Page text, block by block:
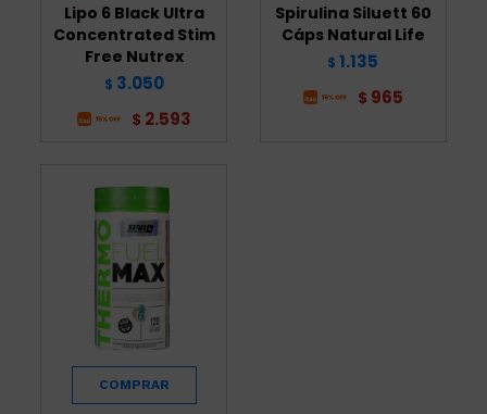
Lipo 6 Black Ultra
Concentrated Stim
Free Nutrex
$ 3.050
$ 2.593
Spirulina Siluett 60
Cáps Natural Life
$ 1.135
$ 965